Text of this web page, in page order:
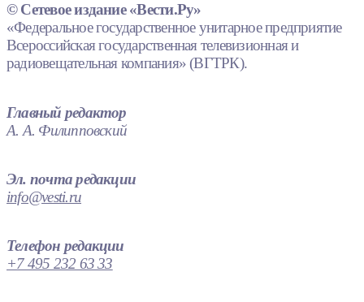
© Сетевое издание «Вести.Ру»
«Федеральное государственное унитарное предприятие
Всероссийская государственная телевизионная и
радиовещательная компания» (ВГТРК).
Главный редактор
А. А. Филипповский
Эл. почта редакции
info@vesti.ru
Телефон редакции
+7 495 232 63 33